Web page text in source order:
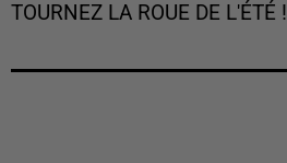
TOURNEZ LA ROUE DE L'ÉTÉ !